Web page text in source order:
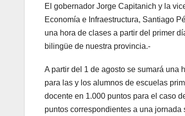
El gobernador Jorge Capitanich y la
Economía e Infraestructura, Santiago
una hora de clases a partir del primer
bilingüe de nuestra provincia.-
A partir del 1 de agosto se sumará una
para las y los alumnos de escuelas
docente en 1.000 puntos para el caso
puntos correspondientes a una